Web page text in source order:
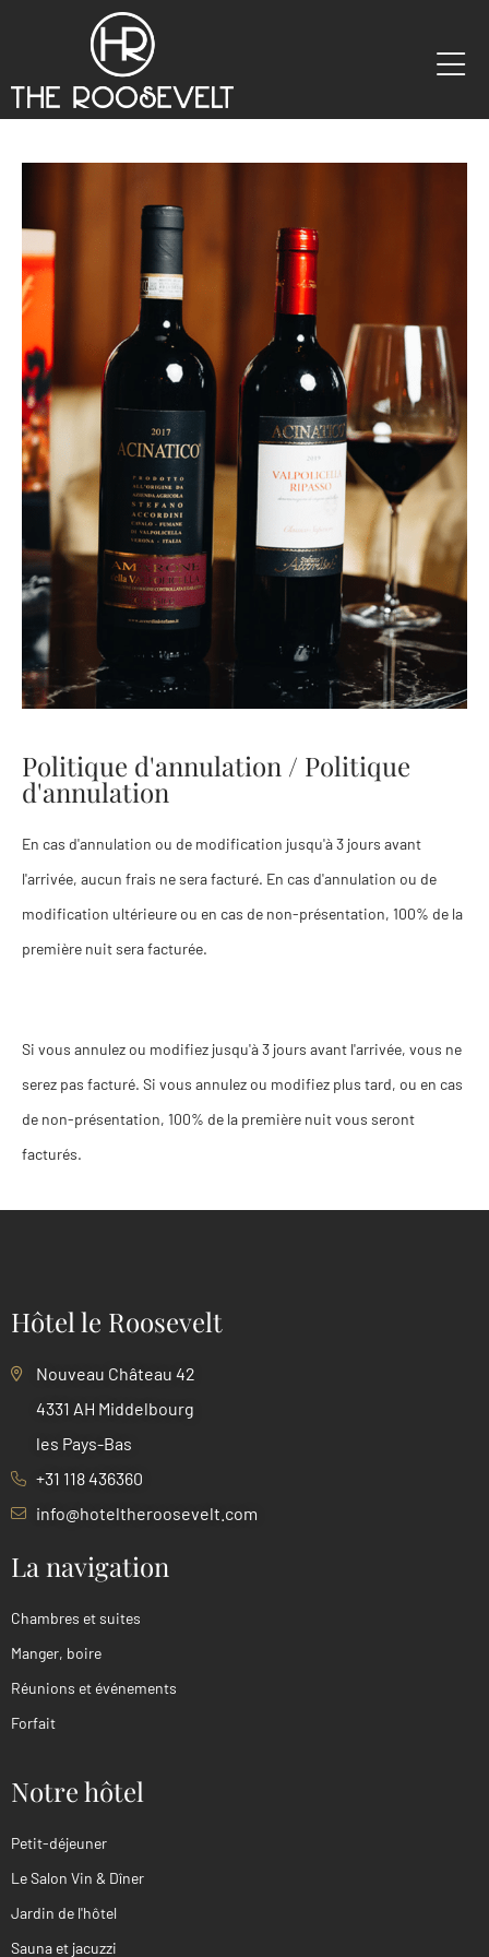
Politique d'annulation / Politique
d'annulation
En cas d'annulation ou de modification jusqu'à 3 jours avant
l'arrivée, aucun frais ne sera facturé. En cas d'annulation ou de
modification ultérieure ou en cas de non-présentation, 100% de la
première nuit sera facturée.
Si vous annulez ou modifiez jusqu'à 3 jours avant l'arrivée, vous ne
serez pas facturé. Si vous annulez ou modifiez plus tard, ou en cas
de non-présentation, 100% de la première nuit vous seront
facturés.
Hôtel le Roosevelt
Nouveau Château 42
4331 AH Middelbourg
les Pays-Bas
+31 118 436360
info@hoteltheroosevelt.com
La navigation
Chambres et suites
Manger, boire
Réunions et événements
Forfait
Notre hôtel
Petit-déjeuner
Le Salon Vin & Dîner
Jardin de l'hôtel
Sauna et jacuzzi